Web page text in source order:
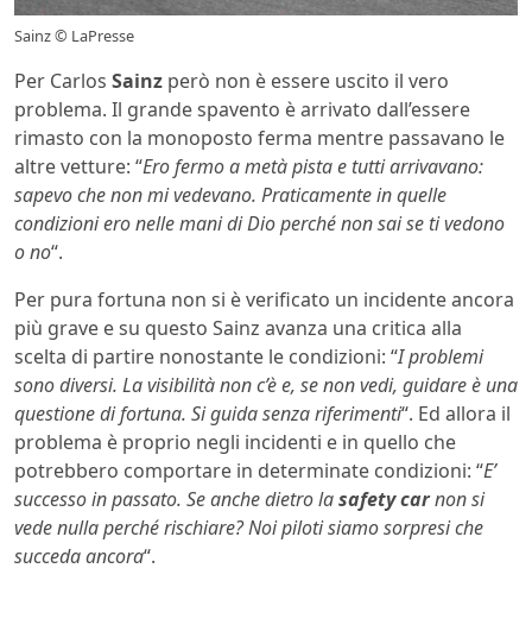
Sainz © LaPresse
Per Carlos Sainz però non è essere uscito il vero
problema. Il grande spavento è arrivato dall’essere
rimasto con la monoposto ferma mentre passavano le
altre vetture: “Ero fermo a metà pista e tutti arrivavano:
sapevo che non mi vedevano. Praticamente in quelle
condizioni ero nelle mani di Dio perché non sai se ti vedono
o no“.
Per pura fortuna non si è verificato un incidente ancora
più grave e su questo Sainz avanza una critica alla
scelta di partire nonostante le condizioni: “I problemi
sono diversi. La visibilità non c’è e, se non vedi, guidare è una
questione di fortuna. Si guida senza riferimenti“. Ed allora il
problema è proprio negli incidenti e in quello che
potrebbero comportare in determinate condizioni: “E’
successo in passato. Se anche dietro lasafety carnon si
vede nulla perché rischiare? Noi piloti siamo sorpresi che
succeda ancora“.